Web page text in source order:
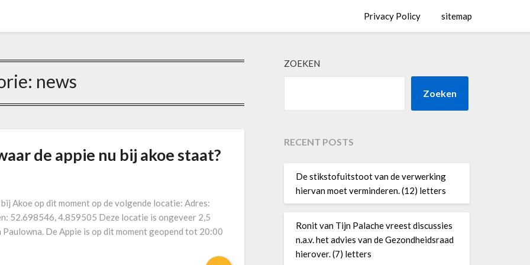
Privacy Policy sitemap
news
de appie nu bij akoe staat?
Akoe op dit moment op de volgende locatie: Adres:
52.698546, 4.859505 Deze locatie is ongeveer 2,5
De Appie is op dit moment geopend tot 20:00
ZOEKEN
Zoeken
RECENT POSTS
De stikstofuitstoot van de verwerking
hiervan moet verminderen. (12) letters
Ronit van Tijn Palache vreest discussies
n.a.v. het advies van de Gezondheidsraad
hierover. (7) letters